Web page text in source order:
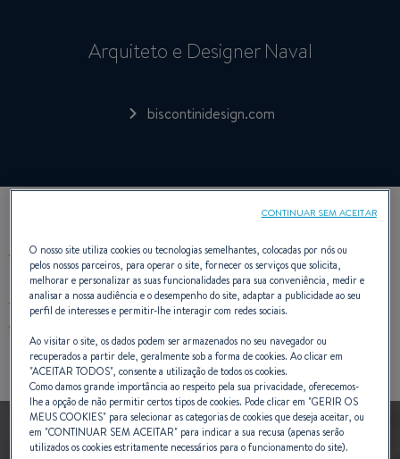
Arquiteto e Designer Naval
biscontinidesign.com
When I started out, we did everything by hand and I still
begin by drawing the style of hull, and then I move on to
work with my team on cutting-edge naval architecture
software.
O nosso site utiliza cookies ou tecnologias semelhantes, colocadas por nós ou
pelos nossos parceiros, para operar o site, fornecer os serviços que solicita,
melhorar e personalizar as suas funcionalidades para sua conveniência, medir e
analisar a nossa audiência e o desempenho do site, adaptar a publicidade ao seu
perfil de interesses e permitir-lhe interagir com redes sociais.
Ao visitar o site, os dados podem ser armazenados no seu navegador ou
recuperados a partir dele, geralmente sob a forma de cookies. Ao clicar em
"ACEITAR TODOS", consente a utilização de todos os cookies.
Como damos grande importância ao respeito pela sua privacidade, oferecemos-
lhe a opção de não permitir certos tipos de cookies. Pode clicar em "GERIR OS
MEUS COOKIES" para selecionar as categorias de cookies que deseja aceitar, ou
em "CONTINUAR SEM ACEITAR" para indicar a sua recusa (apenas serão
utilizados os cookies estritamente necessários para o funcionamento do site).
CONTINUAR SEM ACEITAR